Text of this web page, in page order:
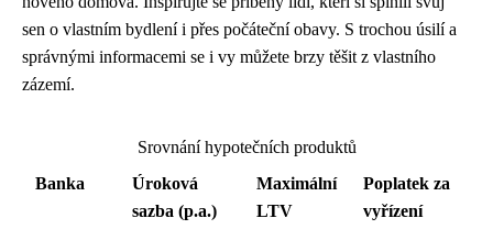
sen o vlastním bydlení i přes počáteční obavy. S trochou úsilí a
správnými informacemi se i vy můžete brzy těšit z vlastního
zázemí.
Srovnání hypotečních produktů
Banka
Úroková
sazba (p.a.)
Maximální
LTV
Poplatek za
vyřízení